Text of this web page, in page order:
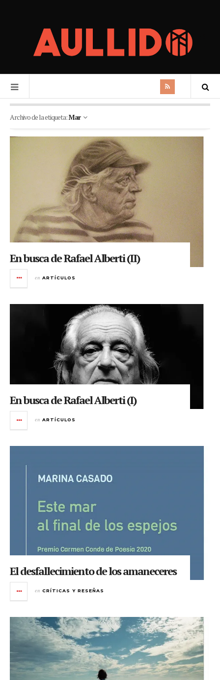
Archivo de la etiqueta:Mar
En busca de Rafael Alberti (II)
en ARTÍCULOS
En busca de Rafael Alberti (I)
en ARTÍCULOS
El desfallecimiento de los amaneceres
en CRÍTICAS Y RESEÑAS